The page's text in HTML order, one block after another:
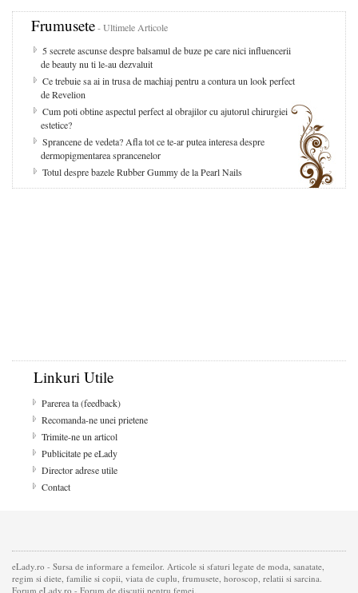
Frumusete- Ultimele Articole
5 secrete ascunse despre balsamul de buze pe care nici influencerii
de beauty nu ti le-au dezvaluit
Ce trebuie sa ai in trusa de machiaj pentru a contura un look perfect
de Revelion
Cum poti obtine aspectul perfect al obrajilor cu ajutorul chirurgiei
estetice?
Sprancene de vedeta? Afla tot ce te-ar putea interesa despre
dermopigmentarea sprancenelor
Totul despre bazele Rubber Gummy de la Pearl Nails
Linkuri Utile
Parerea ta (feedback)
Recomanda-ne unei prietene
Trimite-ne un articol
Publicitate pe eLady
Director adrese utile
Contact
eLady.ro - Sursa de informare a femeilor. Articole si sfaturi legate de moda, sanatate,
regim si diete, familie si copii, viata de cuplu, frumusete, horoscop, relatii si sarcina.
Forum eLady.ro - Forum de discutii pentru femei.